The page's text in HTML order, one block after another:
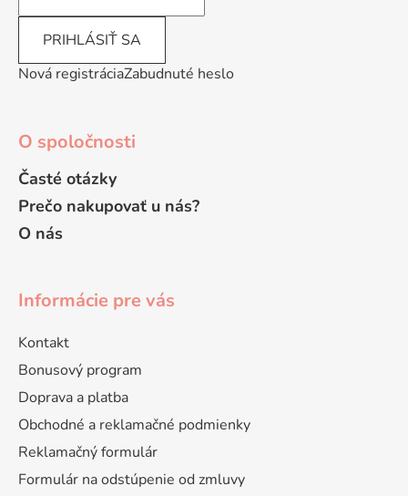
PRIHLÁSIŤ SA
Nová registráciaZabudnuté heslo
O spoločnosti
Časté otázky
Prečo nakupovať u nás?
O nás
Informácie pre vás
Kontakt
Bonusový program
Doprava a platba
Obchodné a reklamačné podmienky
Reklamačný formulár
Formulár na odstúpenie od zmluvy